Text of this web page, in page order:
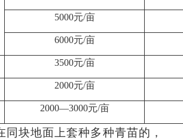
5000元/亩
6000元/亩
3500元/亩
2000元/亩
2000—3000元/亩
同块地面上套种多种青苗的，